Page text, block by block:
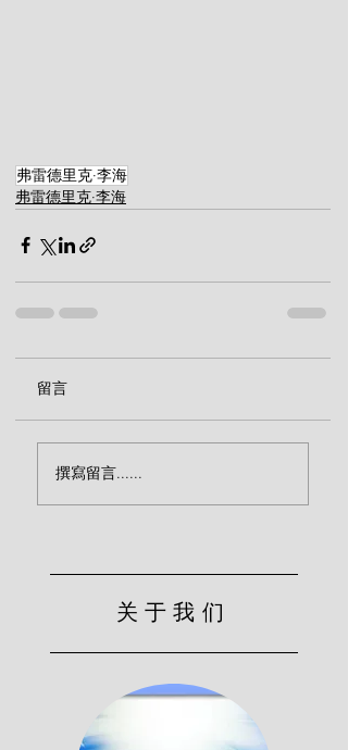
弗雷德里克·李海
弗雷德里克·李海
留言
撰寫留言......
关于我们